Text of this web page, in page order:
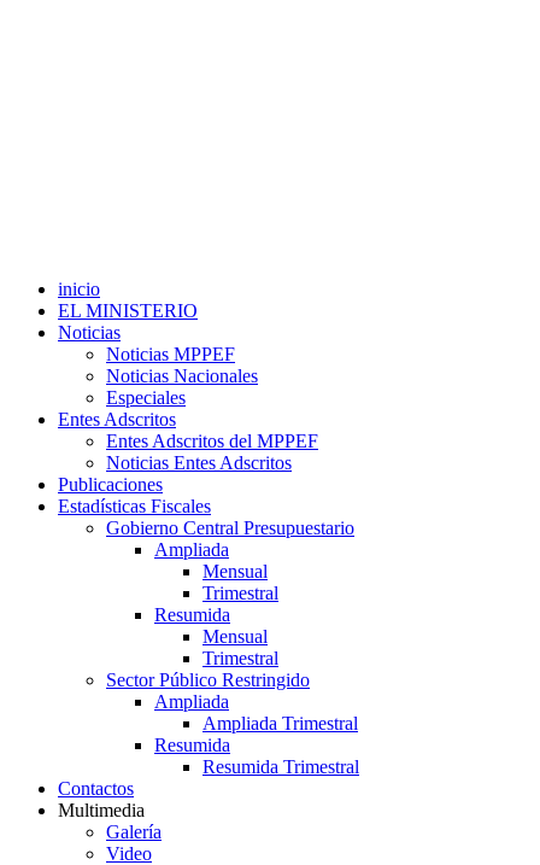
inicio
EL MINISTERIO
Noticias
Noticias MPPEF
Noticias Nacionales
Especiales
Entes Adscritos
Entes Adscritos del MPPEF
Noticias Entes Adscritos
Publicaciones
Estadísticas Fiscales
Gobierno Central Presupuestario
Ampliada
Mensual
Trimestral
Resumida
Mensual
Trimestral
Sector Público Restringido
Ampliada
Ampliada Trimestral
Resumida
Resumida Trimestral
Contactos
Multimedia
Galería
Video